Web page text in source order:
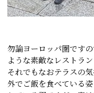
勿論ヨーロッパ圏です
ような素敵なレストラ
それでもなおテラスの
外でご飯を食べている